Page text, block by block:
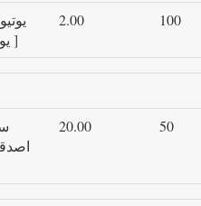
365 يوم ] [ 30K / يومي ]
2.00 100
20.00 50